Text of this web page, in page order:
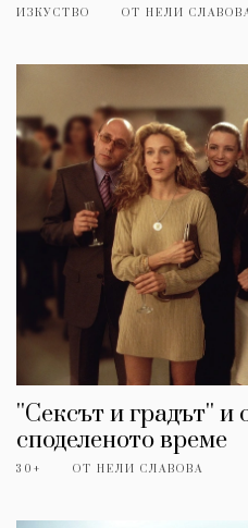
ИЗКУСТВО ОТ НЕЛИ
''Сексът и градът'' и
споделеното време
30+ ОТ НЕЛИ СЛАВОВА